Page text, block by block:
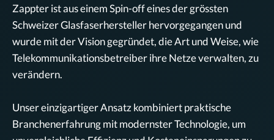
Zappter ist aus einem Spin-off eines der grössten
Schweizer Glasfaserhersteller hervorgegangen und
wurde mit der Vision gegründet, die Art und Weise, wie
Telekommunikationsbetreiber ihre Netze verwalten, zu
verändern.
Unser einzigartiger Ansatz kombiniert praktische
Branchenerfahrung mit modernster Technologie, um